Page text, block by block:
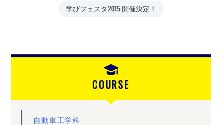
学びフェスタ2015 開催決定！
COURSE
自動車工学科